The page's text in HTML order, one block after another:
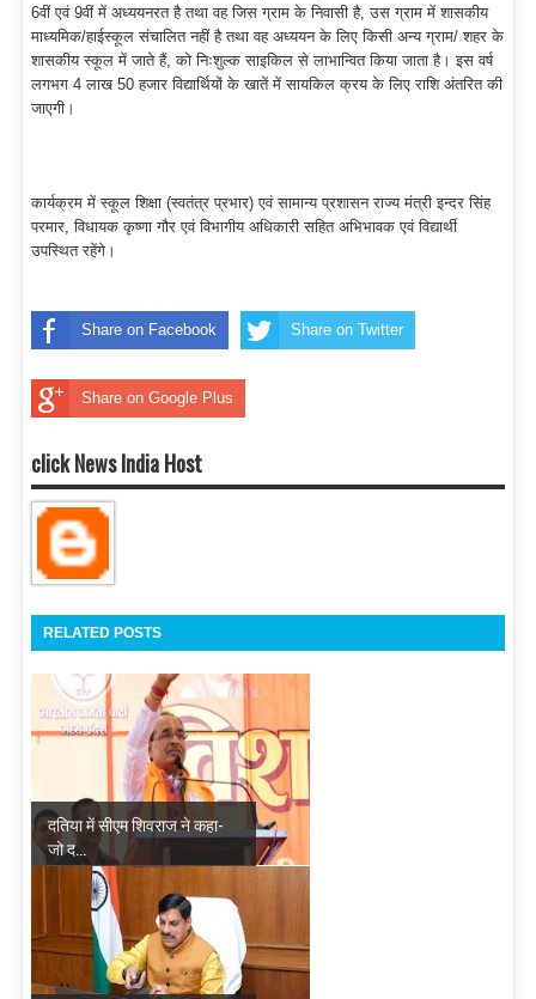
6वीं एवं 9वीं में अध्ययनरत है तथा वह जिस ग्राम के निवासी है, उस ग्राम में शासकीय
माध्यमिक/हाईस्कूल संचालित नहीं है तथा वह अध्ययन के लिए किसी अन्य ग्राम/ शहर के
शासकीय स्कूल में जाते हैं, को निःशुल्क साइकिल से लाभान्वित किया जाता है। इस वर्ष
लगभग 4 लाख 50 हजार विद्यार्थियों के खातें में सायकिल क्रय के लिए राशि अंतरित की
जाएगी।
कार्यक्रम में स्कूल शिक्षा (स्वतंत्र प्रभार) एवं सामान्य प्रशासन राज्य मंत्री इन्दर सिंह
परमार, विधायक कृष्णा गौर एवं विभागीय अधिकारी सहित अभिभावक एवं विद्यार्थी
उपस्थित रहेंगे।
Share on Facebook Share on Twitter
Share on Google Plus
click News India Host
RELATED POSTS
दतिया में सीएम शिवराज ने कहा-
जो द...